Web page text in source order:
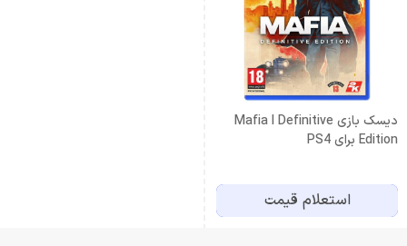
دیسک بازی Mafia I Definitive
Edition برای PS4
استعلام قیمت